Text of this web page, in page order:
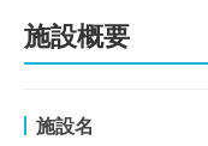
施設概要
施設名